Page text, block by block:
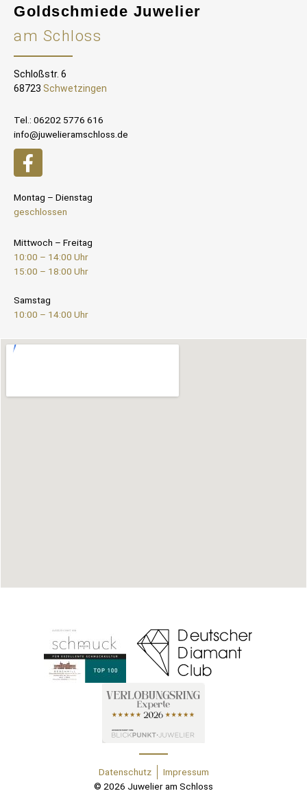
Goldschmiede Juwelier
am Schloss
Schloßstr. 6
68723 Schwetzingen
Tel.: 06202 5776 616
info@juwelieramschloss.de
Montag – Dienstag
geschlossen
Mittwoch – Freitag
10:00 – 14:00 Uhr
15:00 – 18:00 Uhr
Samstag
10:00 – 14:00 Uhr
Datenschutz
Impressum
© 2026 Juwelier am Schloss